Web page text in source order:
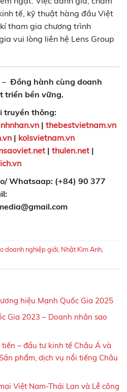
tế, kỹ thuật hàng đầu Việt
tham gia chương trình
vui lòng liên hệ Lens Group
– Đồng hành cùng doanh
triển bền vững.
truyền thông:
| thebestvietnam.vn
| kolsvietnam.vn
| thulen.net |
Whatsaap: (+84) 90 377
doanh nghiệp giởi, Nhật Kim Anh,
hiệu Mạnh Quốc Gia 2025
Gia 2023 – Doanh nhân sao
– đầu tư kinh tế Châu Á và
phẩm, dịch vụ nổi tiếng Châu
Việt Nam-Thái Lan và Lễ công